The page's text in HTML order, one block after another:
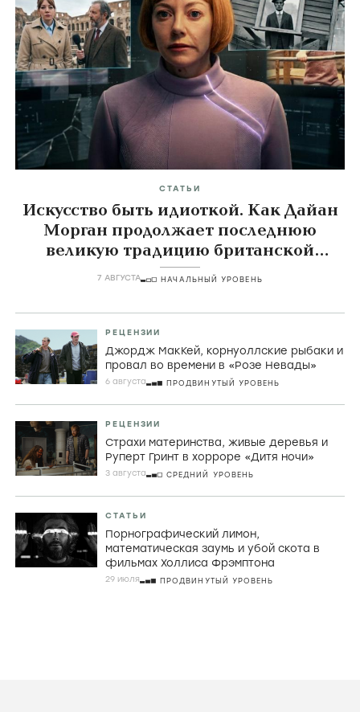
СТАТЬИ
Искусство быть идиоткой. Как Дайан
Морган продолжает последнюю
великую традицию британской
комедии
7 АВГУСТА НАЧАЛЬНЫЙ УРОВЕНЬ
РЕЦЕНЗИИ
Джордж МакКей, корнуоллские рыбаки и
провал во времени в «Розе Невады»
6 августа ПРОДВИНУТЫЙ УРОВЕНЬ
РЕЦЕНЗИИ
Страхи материнства, живые деревья и
Руперт Гринт в хорроре «Дитя ночи»
3 августа СРЕДНИЙ УРОВЕНЬ
СТАТЬИ
Порнографический лимон,
математическая заумь и убой скота в
фильмах Холлиса Фрэмптона
29 июля ПРОДВИНУТЫЙ УРОВЕНЬ